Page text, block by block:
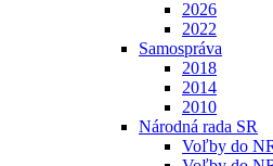
2026
2022
Samospráva
2018
2014
2010
Národná rada SR
Voľby do